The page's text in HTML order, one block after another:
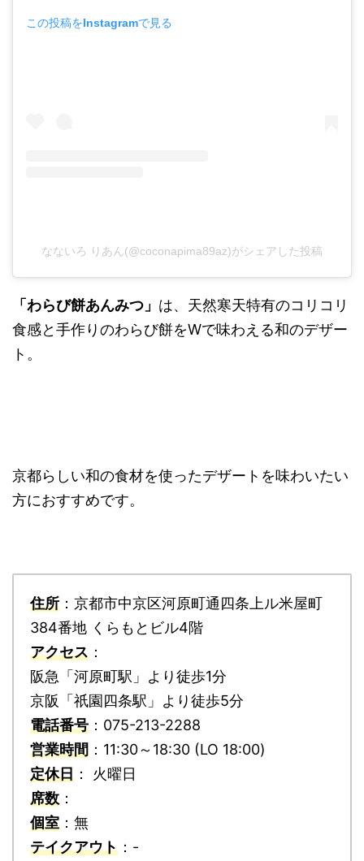
この投稿をInstagramで見る
なないろ りあん(@coconapima89az)がシェアした投稿
「わらび餅あんみつ」 は、天然寒天特有のコリコリ
食感と手作りのわらび餅をWで味わえる和のデザー
ト。
京都らしい和の食材を使ったデザートを味わいたい
方におすすめです。
住所 ：京都市中京区河原町通四条上ル米屋町
384番地 くらもとビル4階
アクセス ：
阪急「河原町駅」より徒歩1分
京阪「祇園四条駅」より徒歩5分
電話番号 ：075-213-2288
営業時間 ：11:30～18:30 (LO 18:00)
定休日 ： 火曜日
席数 ：
個室 ：無
テイクアウト ：-